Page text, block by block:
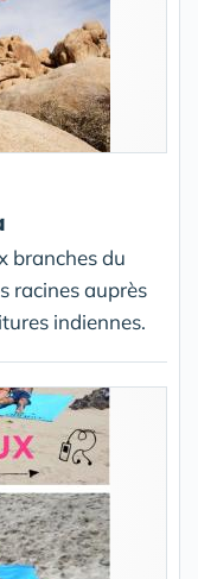
branches du
racines auprès
indiennes.